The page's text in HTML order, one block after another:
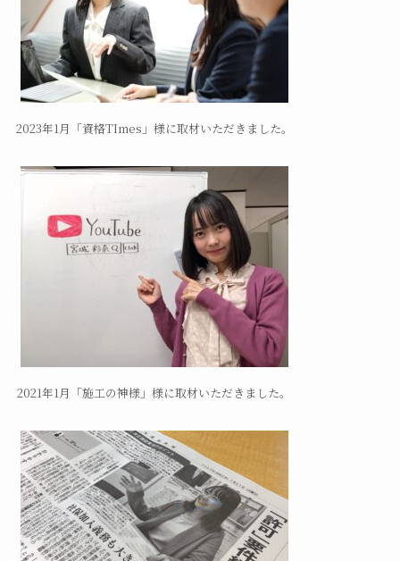
2023年1月「資格TImes」様に取材いただきました。
2021年1月「施工の神様」様に取材いただきました。